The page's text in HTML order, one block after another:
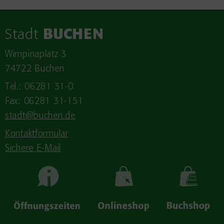
Stadt BUCHEN
Wimpinaplatz 3
74722 Buchen
Tel.: 06281 31-0
Fax: 06281 31-151
stadt@buchen.de
Kontaktformular
Sichere E-Mail